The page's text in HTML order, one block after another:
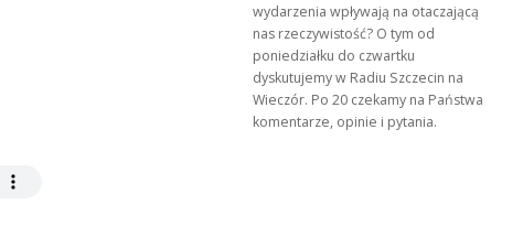
wydarzenia wpływają na otaczającą
nas rzeczywistość? O tym od
poniedziałku do czwartku
dyskutujemy w Radiu Szczecin na
Wieczór. Po 20 czekamy na Państwa
komentarze, opinie i pytania.